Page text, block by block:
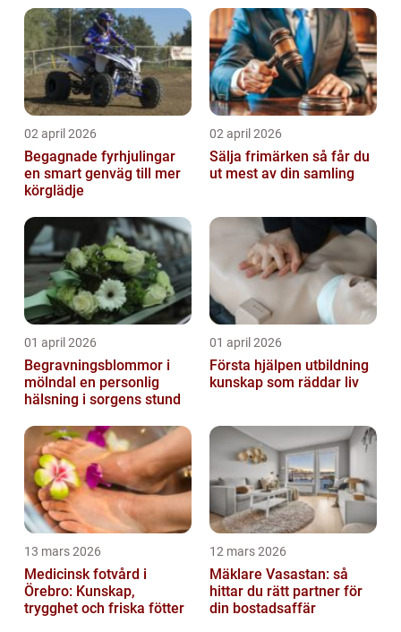
02 april 2026
Begagnade fyrhjulingar
en smart genväg till mer
körglädje
02 april 2026
Sälja frimärken så får du
ut mest av din samling
01 april 2026
Begravningsblommor i
mölndal en personlig
hälsning i sorgens stund
01 april 2026
Första hjälpen utbildning
kunskap som räddar liv
13 mars 2026
Medicinsk fotvård i
Örebro: Kunskap,
trygghet och friska fötter
12 mars 2026
Mäklare Vasastan: så
hittar du rätt partner för
din bostadsaffär